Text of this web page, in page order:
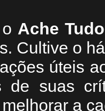
o Ache
Cultive o
úteis
de suas
a